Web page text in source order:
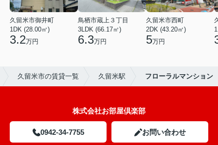
久留米市御井町
1DK (28.00㎡)
3.2万円
鳥栖市蔵上３丁目
3LDK (66.17㎡)
6.3万円
久留米市西町
2DK (43.20㎡)
5万円
久留米市の賃貸一覧 久留米駅 フローラルマンション
株式会社お部屋倶楽部
0942-34-7755 お問い合わせ